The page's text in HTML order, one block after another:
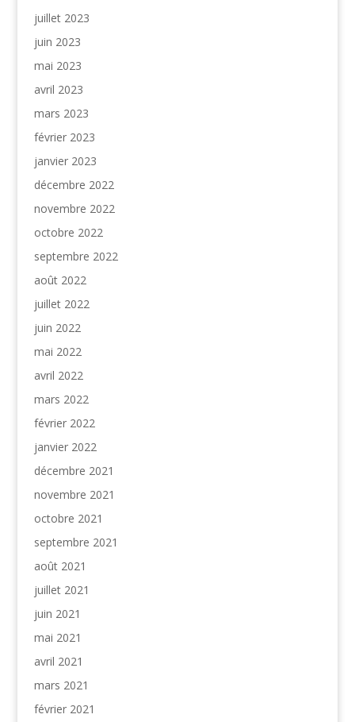
juillet 2023
juin 2023
mai 2023
avril 2023
mars 2023
février 2023
janvier 2023
décembre 2022
novembre 2022
octobre 2022
septembre 2022
août 2022
juillet 2022
juin 2022
mai 2022
avril 2022
mars 2022
février 2022
janvier 2022
décembre 2021
novembre 2021
octobre 2021
septembre 2021
août 2021
juillet 2021
juin 2021
mai 2021
avril 2021
mars 2021
février 2021